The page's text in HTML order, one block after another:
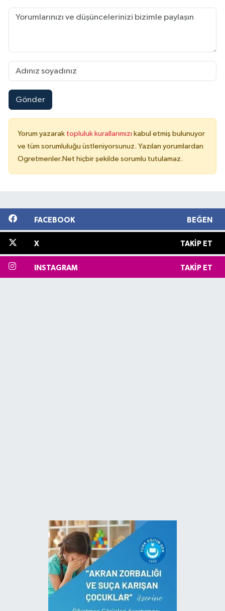
Gönder
Yorum yazarak topluluk kurallarımızı kabul etmiş bulunuyor
ve tüm sorumluluğu üstleniyorsunuz. Yazılan yorumlardan
Ogretmenler.Net hiçbir şekilde sorumlu tutulamaz.
FACEBOOK BEĞEN
X TAKIP ET
INSTAGRAM TAKIP ET